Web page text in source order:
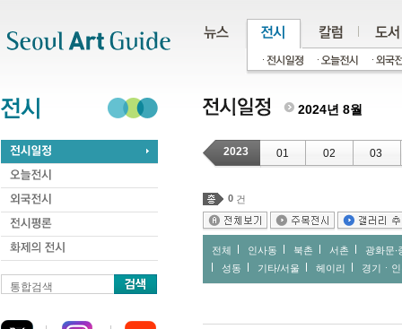
통합검색
2024년 8월
2023 01 02 03
0 건
전체 인사동 북촌 서촌
광화문∙
성동
기타/서울 헤이리 경기ㆍ